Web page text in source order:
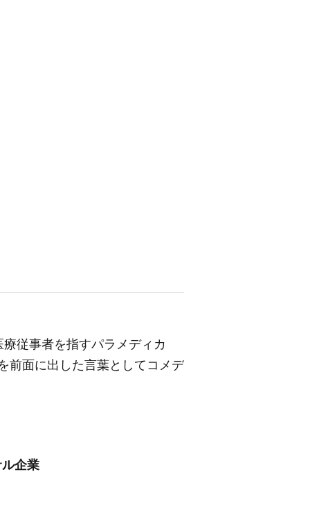
従事者を指すパラメディカ
前面に出した言葉としてコメデ
企業